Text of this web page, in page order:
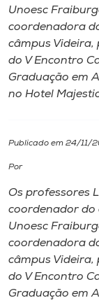
I.nova
Cultura
CPA
Biblioteca
Editora
Unoesc
coordenadora
câmpus Videira,
do V Encontro
Graduação em
no Hotel
Publicado em 24/11/
Por
Os professores
coordenador do
Unoesc
coordenadora
câmpus Videira,
do V Encontro
Graduação em